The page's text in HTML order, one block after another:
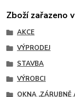
Zboží zařazeno
AKCE
VÝPRODEJ
STAVBA
VÝROBCI
OKNA ,ZÁRUBNĚ